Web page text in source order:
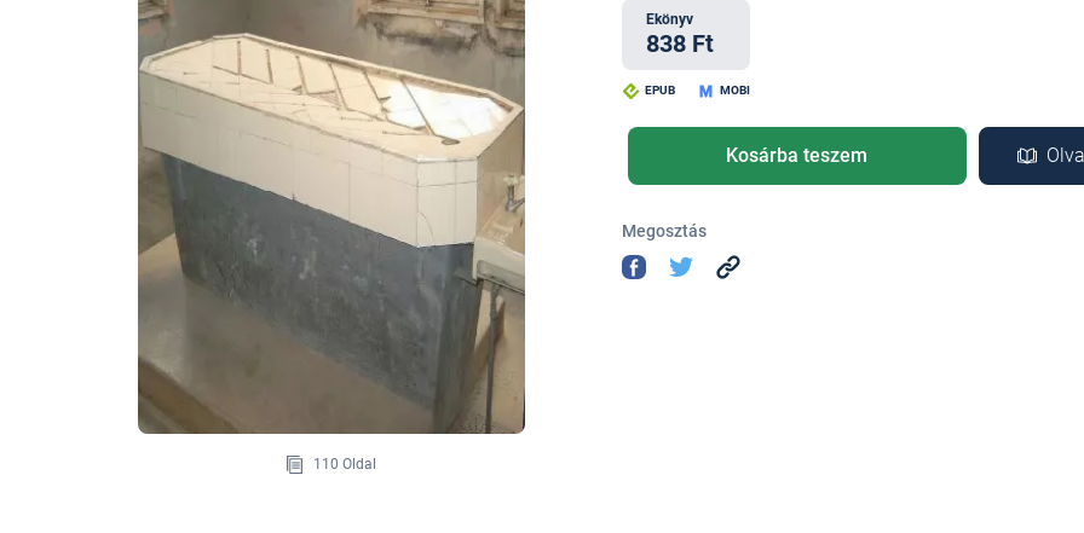
110 Oldal
Ekönyv
838 Ft
EPUB MOBI
Kosárba teszem
Megosztás